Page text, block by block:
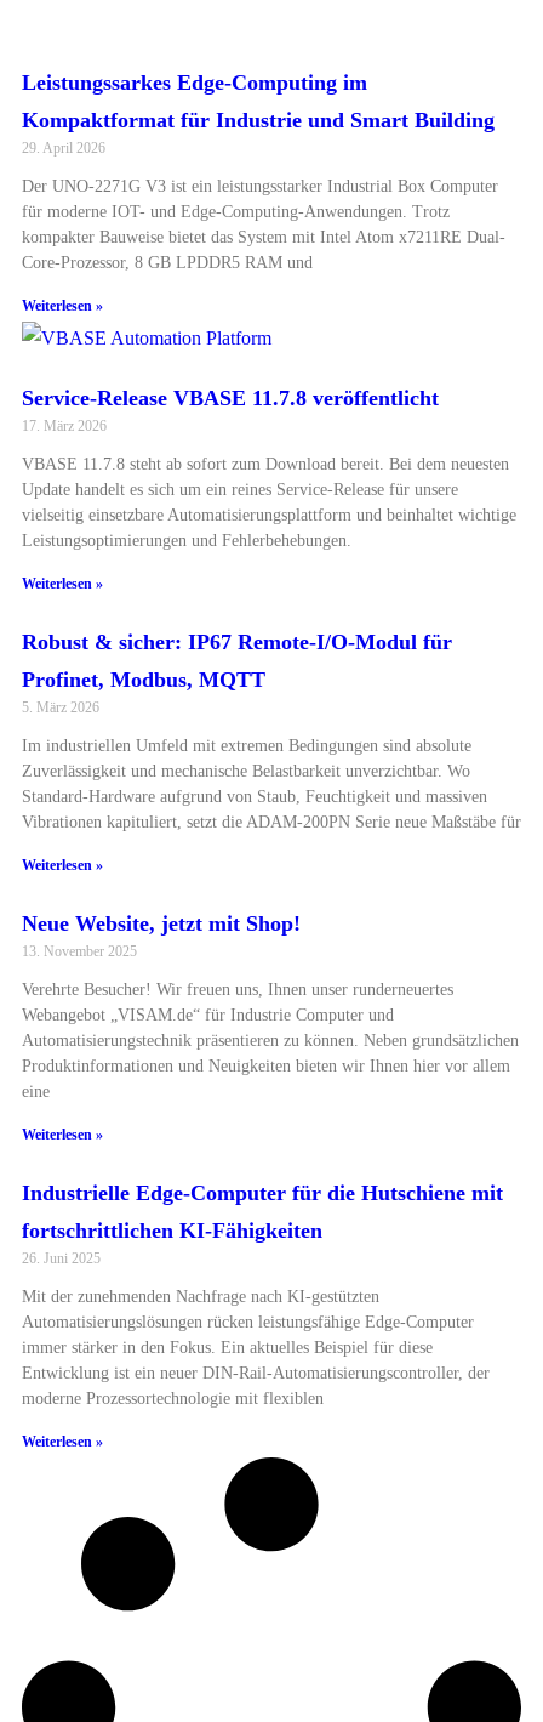
Leistungssarkes Edge-Computing im
Kompaktformat für Industrie und Smart Building
29. April 2026
Der UNO-2271G V3 ist ein leistungsstarker Industrial Box Computer
für moderne IOT- und Edge-Computing-Anwendungen. Trotz
kompakter Bauweise bietet das System mit Intel Atom x7211RE Dual-
Core-Prozessor, 8 GB LPDDR5 RAM und
Weiterlesen »
Service-Release VBASE 11.7.8 veröffentlicht
17. März 2026
VBASE 11.7.8 steht ab sofort zum Download bereit. Bei dem neuesten
Update handelt es sich um ein reines Service-Release für unsere
vielseitig einsetzbare Automatisierungsplattform und beinhaltet wichtige
Leistungsoptimierungen und Fehlerbehebungen.
Weiterlesen »
Robust & sicher: IP67 Remote-I/O-Modul für
Profinet, Modbus, MQTT
5. März 2026
Im industriellen Umfeld mit extremen Bedingungen sind absolute
Zuverlässigkeit und mechanische Belastbarkeit unverzichtbar. Wo
Standard-Hardware aufgrund von Staub, Feuchtigkeit und massiven
Vibrationen kapituliert, setzt die ADAM-200PN Serie neue Maßstäbe für
Weiterlesen »
Neue Website, jetzt mit Shop!
13. November 2025
Verehrte Besucher! Wir freuen uns, Ihnen unser runderneuertes
Webangebot „VISAM.de“ für Industrie Computer und
Automatisierungstechnik präsentieren zu können. Neben grundsätzlichen
Produktinformationen und Neuigkeiten bieten wir Ihnen hier vor allem
eine
Weiterlesen »
Industrielle Edge-Computer für die Hutschiene mit
fortschrittlichen KI-Fähigkeiten
26. Juni 2025
Mit der zunehmenden Nachfrage nach KI-gestützten
Automatisierungslösungen rücken leistungsfähige Edge-Computer
immer stärker in den Fokus. Ein aktuelles Beispiel für diese
Entwicklung ist ein neuer DIN-Rail-Automatisierungscontroller, der
moderne Prozessortechnologie mit flexiblen
Weiterlesen »